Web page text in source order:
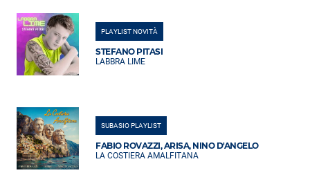
PLAYLIST NOVITÀ
STEFANO PITASI
LABBRA LIME
SUBASIO PLAYLIST
FABIO ROVAZZI, ARISA, NINO D'ANGELO
LA COSTIERA AMALFITANA